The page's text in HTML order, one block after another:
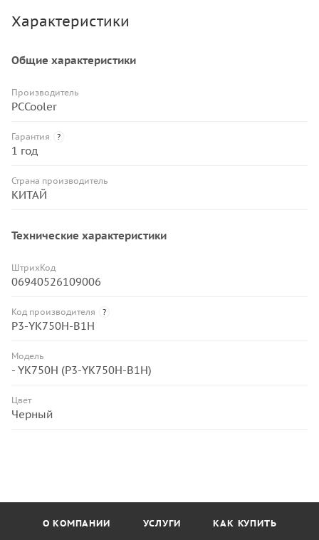
Характеристики
Общие характеристики
Производитель
PCCooler
Гарантия ?
1 год
Страна производитель
КИТАЙ
Технические характеристики
ШтрихКод
06940526109006
Код производителя ?
P3-YK750H-B1H
Модель
- YK750H (P3-YK750H-B1H)
Цвет
Черный
О КОМПАНИИ УСЛУГИ КАК КУПИТЬ